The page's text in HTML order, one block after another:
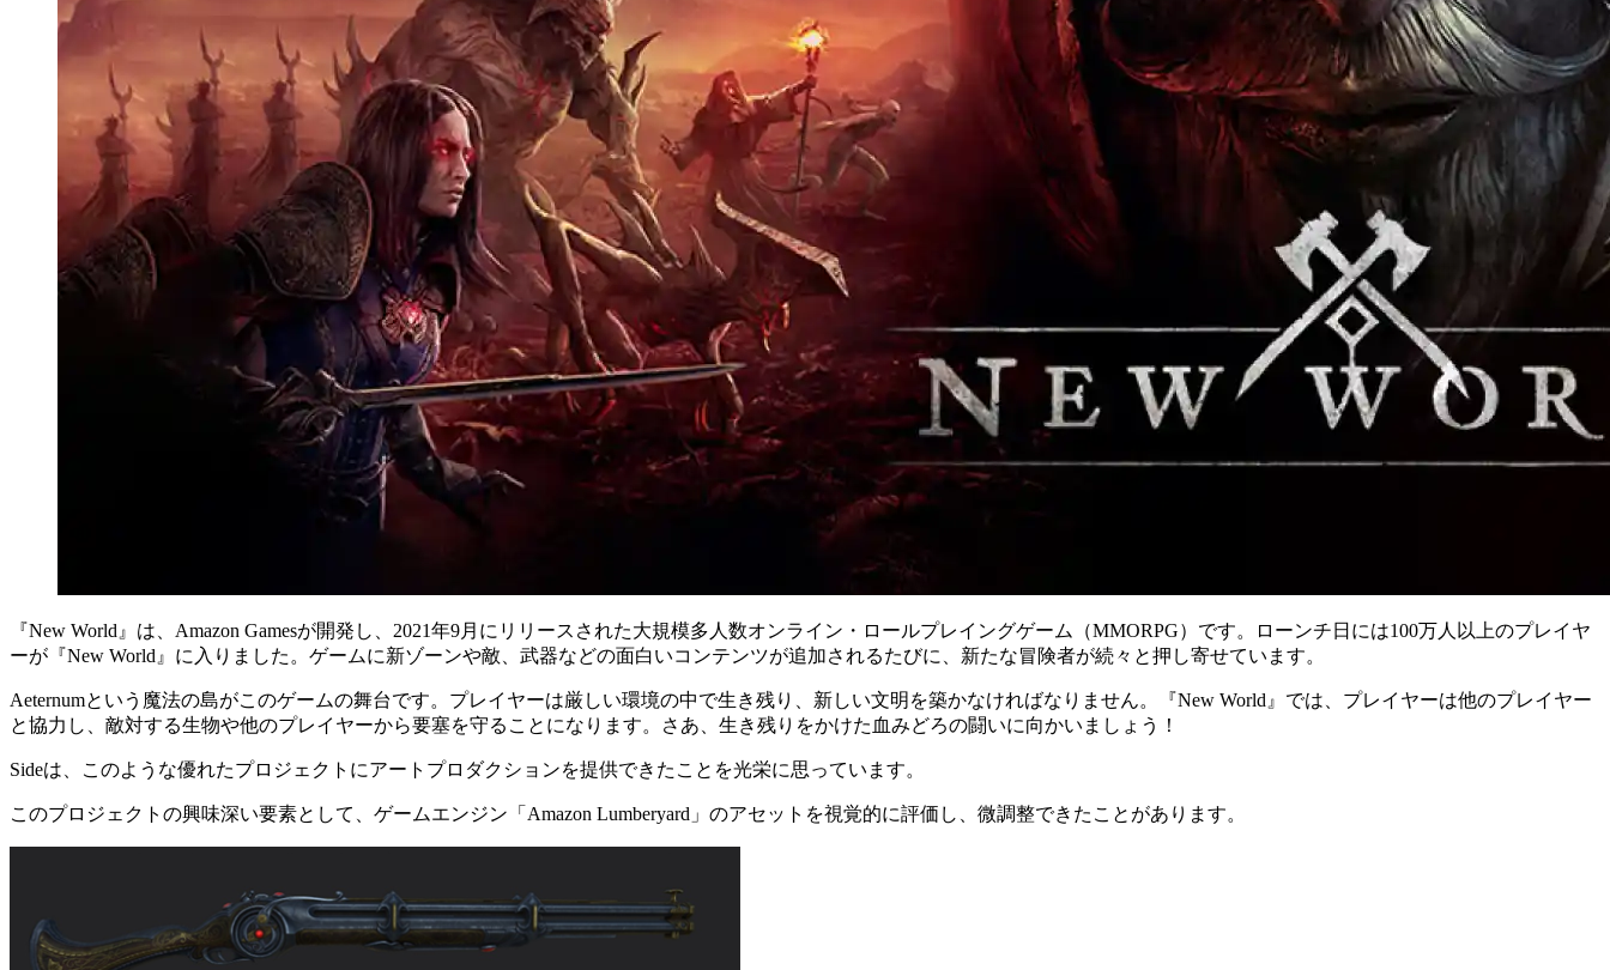
『New World』 は、Amazon Gamesが開発し、2021年9月にリリースされた大規模多人数オンライン・ロールプレイングゲーム（MMORPG）です。ローンチ日には100万人以上のプレイヤ
ーが 『New World』 に入りました。ゲームに新ゾーンや敵、武器などの面白いコンテンツが追加されるたびに、新たな冒険者が続々と押し寄せています。
Aeternumという魔法の島がこのゲームの舞台です。プレイヤーは厳しい環境の中で生き残り、新しい文明を築かなければなりません。『New World』 では、プレイヤーは他のプレイヤー
と協力し、敵対する生物や他のプレイヤーから要塞を守ることになります。さあ、生き残りをかけた血みどろの闘いに向かいましょう！
Sideは、このような優れたプロジェクトにアートプロダクションを提供できたことを光栄に思っています。
このプロジェクトの興味深い要素として、ゲームエンジン「Amazon Lumberyard」のアセットを視覚的に評価し、微調整できたことがあります。